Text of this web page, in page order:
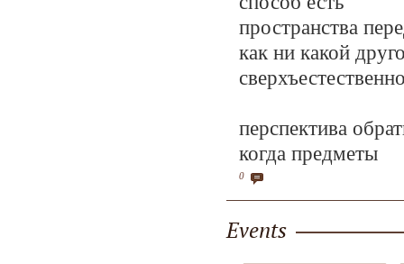
пространства
как ни какой
перспектива
когда предметы
0
Events